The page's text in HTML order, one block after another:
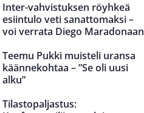
Inter-vahvistuksen röyhkeä
esiintulo veti sanattomaksi –
voi verrata Diego Maradonaan
Teemu Pukki muisteli uransa
käännekohtaa – ”Se oli uusi
alku”
Tilastopaljastus: